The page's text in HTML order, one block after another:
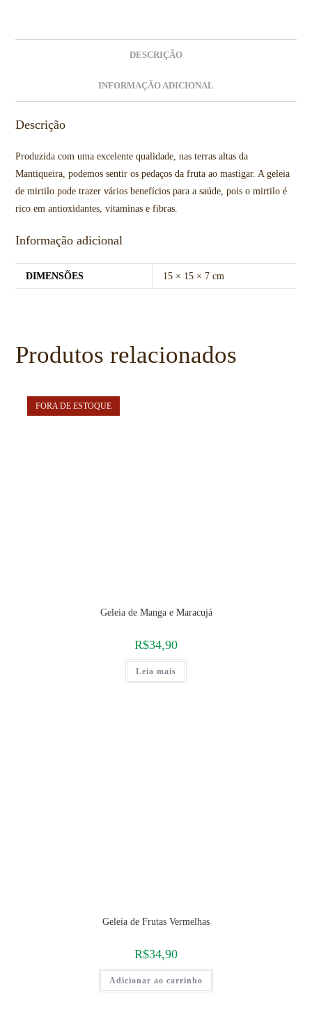
DESCRIÇÃO
INFORMAÇÃO ADICIONAL
Descrição
Produzida com uma excelente qualidade, nas terras altas da
Mantiqueira, podemos sentir os pedaços da fruta ao mastigar. A geleia
de mirtilo pode trazer vários benefícios para a saúde, pois o mirtilo é
rico em antioxidantes, vitaminas e fibras.
Informação adicional
DIMENSÕES 15 × 15 × 7 cm
Produtos relacionados
FORA DE ESTOQUE
Geleia de Manga e Maracujá
R$34,90
Leia mais
Geleia de Frutas Vermelhas
R$34,90
Adicionar ao carrinho